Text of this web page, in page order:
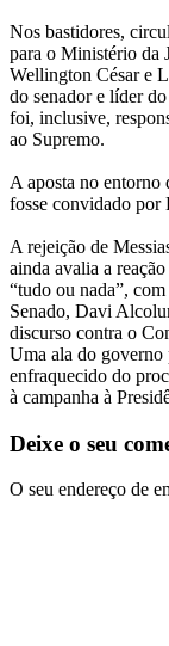
Nos bastidores,
para o Ministério da
Wellington César e
do senador e líder
foi, inclusive,
ao Supremo.
A aposta no entorno
fosse convidado por
A rejeição de
ainda avalia a
“tudo ou nada”,
Senado, Davi
discurso contra o
Uma ala do governo
enfraquecido do
à campanha à
Deixe o seu
O seu endereço de